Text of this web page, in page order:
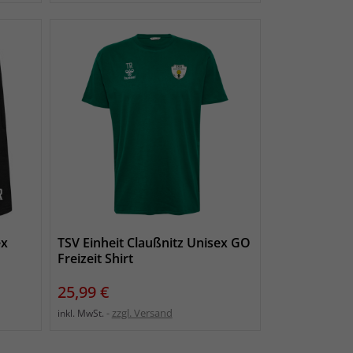
TSV Einheit Claußnitz Unisex GO
Freizeit Shirt
Preis
25,99 €
inkl. MwSt. zzgl. Versand